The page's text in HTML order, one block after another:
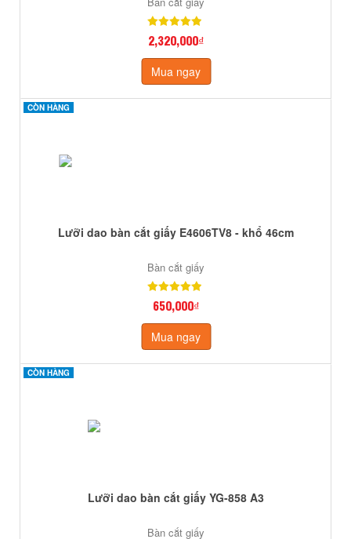
2,320,000₫
Mua ngay
CÒN HÀNG
CÒN HÀNG
Lưỡi dao bàn cắt giấy E4606TV8 - khổ 46cm
Bàn cắt giấy
650,000₫
Mua ngay
CÒN HÀNG
CÒN HÀNG
Lưỡi dao bàn cắt giấy YG-858 A3
Bàn cắt giấy